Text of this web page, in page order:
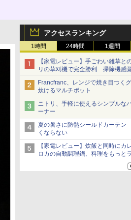
アクセスランキング
1時間 24時間 1週間
【家電レビュー】手ごわい雑草と
リの草刈機で完全勝利 掃除機感
Francfranc、レンジで焼き目つく
炊けるマルチポット
ニトリ、手軽に使えるシンプルな
ーナー
夏の暑さに防熱シールドカーテ
くならない
【家電レビュー】炊飯と同時にカ
ロカの自動調理鍋、料理をもっと